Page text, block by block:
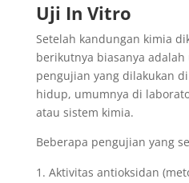
Uji In Vitro
Setelah kandungan kimia
berikutnya biasanya
pengujian yang dilakukan
hidup, umumnya di
atau sistem kimia.
Beberapa pengujian yang
Aktivitas antioksidan